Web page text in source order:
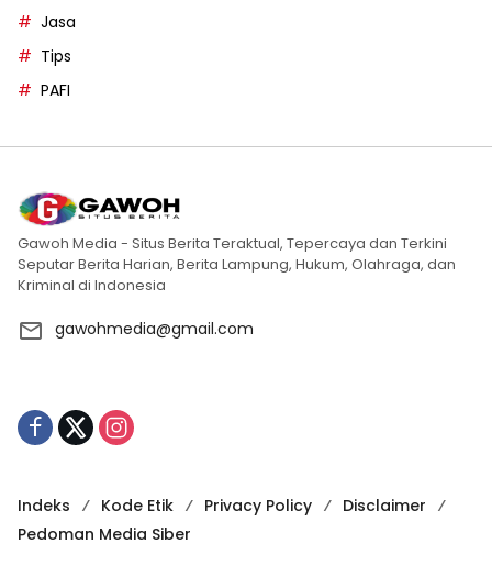
Jasa
Tips
PAFI
Gawoh Media - Situs Berita Teraktual, Tepercaya dan Terkini
Seputar Berita Harian, Berita Lampung, Hukum, Olahraga, dan
Kriminal di Indonesia
gawohmedia@gmail.com
Indeks Kode Etik Privacy Policy
Disclaimer
Pedoman Media Siber